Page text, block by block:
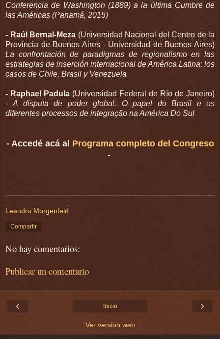
Conferencia de Washington (1889) a la última Cumbre de
las Américas (Pa­namá, 2015)
- Raúl Bernal-Meza (Universidad Nacional del Centro de la
Provincia de Buenos Aires - Universidad de Buenos Aires)
La confrontación de paradigmas de regionalismo en las
estrategias de inserción internacional de América Latina: los
casos de Chile, Brasil y Venezuela
- Raphael Padula (Universidad Federal de Río de Janeiro)
-A disputa de poder global. O papel do Brasil e os
diferentes processos de integração na América Do Sul
- Accedé acá al Programa completo del Congreso
-
Leandro Morgenfeld
Compartir
No hay comentarios:
Publicar un comentario
‹ ›
Inicio
Ver versión web